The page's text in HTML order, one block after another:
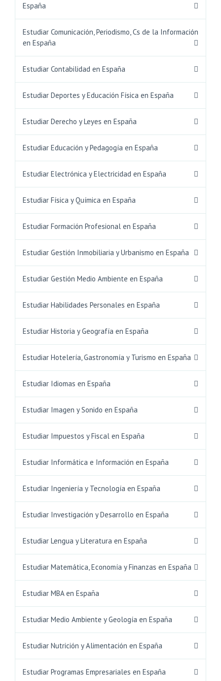
España
Estudiar Comunicación, Periodismo, Cs de la Información
en España
Estudiar Contabilidad en España
Estudiar Deportes y Educación Física en España
Estudiar Derecho y Leyes en España
Estudiar Educación y Pedagogía en España
Estudiar Electrónica y Electricidad en España
Estudiar Física y Química en España
Estudiar Formación Profesional en España
Estudiar Gestión Inmobiliaria y Urbanismo en España
Estudiar Gestión Medio Ambiente en España
Estudiar Habilidades Personales en España
Estudiar Historia y Geografía en España
Estudiar Hotelería, Gastronomía y Turismo en España
Estudiar Idiomas en España
Estudiar Imagen y Sonido en España
Estudiar Impuestos y Fiscal en España
Estudiar Informática e Información en España
Estudiar Ingeniería y Tecnología en España
Estudiar Investigación y Desarrollo en España
Estudiar Lengua y Literatura en España
Estudiar Matemática, Economía y Finanzas en España
Estudiar MBA en España
Estudiar Medio Ambiente y Geología en España
Estudiar Nutrición y Alimentación en España
Estudiar Programas Empresariales en España